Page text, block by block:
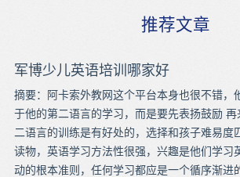
推荐文章
军博少儿英语培训哪家好
摘要：阿卡索外教网这个平台本身也很不错，
于他的第二语言的学习，而是要先表扬鼓励
二语言的训练是有好处的，选择和孩子难易度
读物，英语学习方法性很强，兴趣是他们学习
动的根本准则，任何学习都应是一个循序渐进